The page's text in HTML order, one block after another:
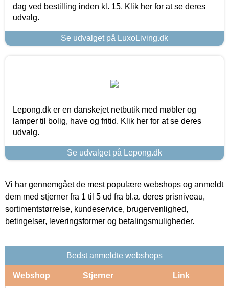
dag ved bestilling inden kl. 15. Klik her for at se deres
udvalg.
Se udvalget på LuxoLiving.dk
Lepong.dk er en danskejet netbutik med møbler og
lamper til bolig, have og fritid. Klik her for at se deres
udvalg.
Se udvalget på Lepong.dk
Vi har gennemgået de mest populære webshops og anmeldt
dem med stjerner fra 1 til 5 ud fra bl.a. deres prisniveau,
sortimentstørrelse, kundeservice, brugervenlighed,
betingelser, leveringsformer og betalingsmuligheder.
Bedst anmeldte webshops
Webshop Stjerner Link